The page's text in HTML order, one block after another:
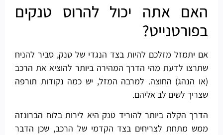
האם אתה יכול להרוס טנקים
בפורטנייט?
אם יתמזל מזלכם להיות בצד הנגדי של טנק, סביר להניח
שתרצו לדעת מהי הדרך המהירה ביותר להוציא את הרכב
(או הנהג) החוצה. למרבה המזל, יש כמה נקודות תורפה
שצריך לשים לב אליהם.
הדרך הקלה ביותר להוריד טנק היא לירות בלוח הברונזה
ממש מתחת לצריחים בצד הקדמי של הרכב, שכן הדבר